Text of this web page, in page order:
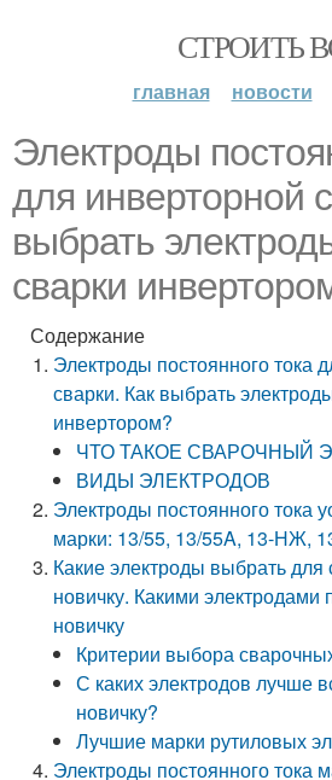
СТРОИТЬ
главная новости
Электроды
для инверторной
выбрать
сварки
Содержание
Электроды постоянного тока
сварки. Как выбрать
инвертором?
ЧТО ТАКОЕ СВАРОЧНЫЙ
ВИДЫ ЭЛЕКТРОДОВ
Электроды постоянного тока
марки: 13/55, 13/55A, 13-НЖ,
Какие электроды выбрать для
новичку. Какими электродами
новичку
Критерии выбора
С каких электродов лучше
новичку?
Лучшие марки рутиловых
Электроды постоянного тока